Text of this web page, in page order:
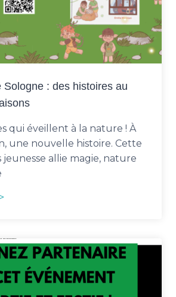
Sologne : des histoires au
qui éveillent à la nature ! À
une nouvelle histoire. Cette
jeunesse allie magie, nature